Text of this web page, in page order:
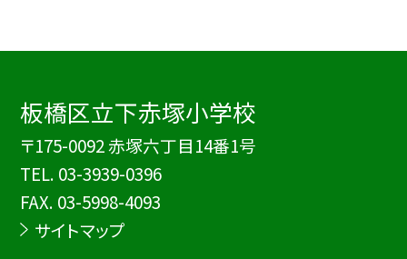
板橋区立下赤塚小学校
〒175-0092 赤塚六丁目14番1号
TEL. 03-3939-0396
FAX. 03-5998-4093
サイトマップ